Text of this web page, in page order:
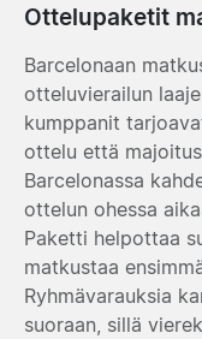
Ottelupaketit
Barcelonaan
otteluvierailun
kumppanit
ottelu että
Barcelonassa
ottelun ohessa
Paketti helpottaa
matkustaa
Ryhmävarauksia
suoraan, sillä